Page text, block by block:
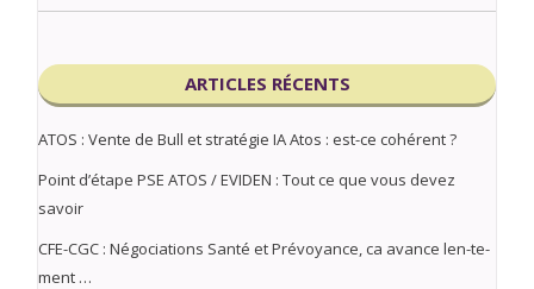
ARTICLES RÉCENTS
ATOS : Vente de Bull et stratégie IA Atos : est-ce cohérent ?
Point d’étape PSE ATOS / EVIDEN : Tout ce que vous devez
savoir
CFE-CGC : Négociations Santé et Prévoyance, ca avance len-te-
ment …